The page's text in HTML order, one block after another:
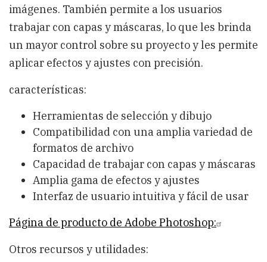
imágenes. También permite a los usuarios
trabajar con capas y máscaras, lo que les brinda
un mayor control sobre su proyecto y les permite
aplicar efectos y ajustes con precisión.
características:
Herramientas de selección y dibujo
Compatibilidad con una amplia variedad de
formatos de archivo
Capacidad de trabajar con capas y máscaras
Amplia gama de efectos y ajustes
Interfaz de usuario intuitiva y fácil de usar
Página de producto de Adobe Photoshop:
Otros recursos y utilidades: